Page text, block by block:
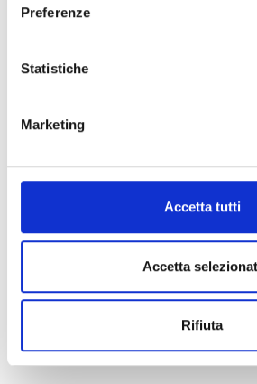
Preferenze
Statistiche
Marketing
Accetta tutti
Accetta
Rifiuta
Se ti è piaciuto
MY LOVE STORY WITH
LV999 n. 7